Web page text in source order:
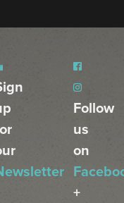
Follow
us
on
+